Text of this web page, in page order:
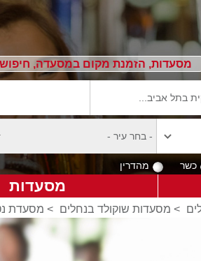
מסעדות, הזמנת מקום במסעדה,
כשר מהדרין
מסעדות
> מסעדות שוקולד בנחלים > מסעדת